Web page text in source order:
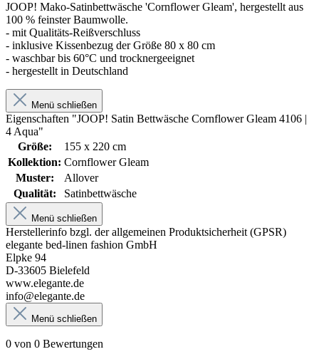
JOOP! Mako-Satinbettwäsche 'Cornflower Gleam', hergestellt aus
100 % feinster Baumwolle.
- mit Qualitäts-Reißverschluss
- inklusive Kissenbezug der Größe 80 x 80 cm
- waschbar bis 60°C und trocknergeeignet
- hergestellt in Deutschland
Menü schließen
Eigenschaften "JOOP! Satin Bettwäsche Cornflower Gleam 4106 |
4 Aqua"
Größe:
155 x 220 cm
Kollektion: Cornflower Gleam
Muster:
Allover
Qualität:
Satinbettwäsche
Menü schließen
Herstellerinfo bzgl. der allgemeinen Produktsicherheit (GPSR)
elegante bed-linen fashion GmbH
Elpke 94
D-33605 Bielefeld
www.elegante.de
info@elegante.de
Menü schließen
0 von 0 Bewertungen